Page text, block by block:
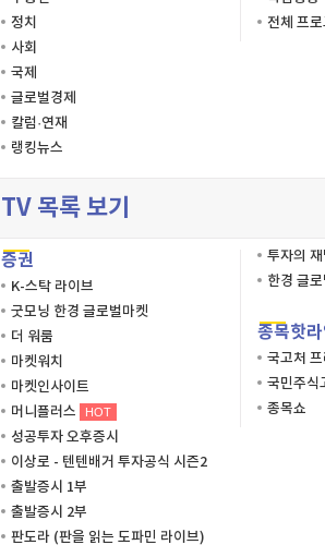
정치
사회
국제
글로벌경제
칼럼·연재
랭킹뉴스
전체 프
TV 목록 보기
증권
K-스탁 라이브
굿모닝 한경 글로벌마켓
더 워룸
마켓워치
마켓인사이트
머니플러스
HOT
성공투자 오후증시
이상로 - 텐텐배거 투자공식 시즌2
출발증시 1부
출발증시 2부
판도라 (판을 읽는 도파민 라이브)
투자의
한경 글
종목핫
국고처
국민주식
종목쇼